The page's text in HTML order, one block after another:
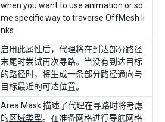
when you want to use animation or so
me specific way to traverse OffMesh li
nks.
启用此属性后，代理将在到达部分路径
末尾时尝试再次寻路。当没有到达目标
的路径时，将生成一条部分路径通向与
目标最近的可达位置。
Area Mask 描述了代理在寻路时将考虑
的区域类型。在准备网格进行导航网格